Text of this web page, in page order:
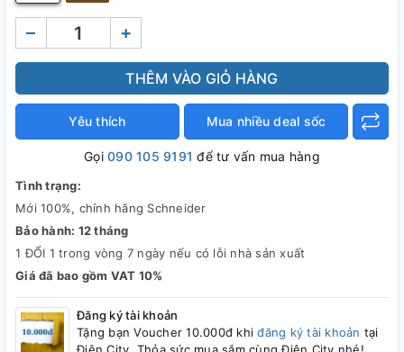
– +
THÊM VÀO GIỎ HÀNG
Yêu thích Mua nhiều deal sốc
Gọi090 105 9191 để tư vấn mua hàng
Tình trạng:
Mới 100%, chính hãng Schneider
Bảo hành: 12 tháng
1 ĐỔI 1 trong vòng 7 ngày nếu có lỗi nhà sản xuất
Giá đã bao gồm VAT 10%
Đăng ký tài khoản
Tặng bạn Voucher 10.000đ khiđăng ký tài khoản tại